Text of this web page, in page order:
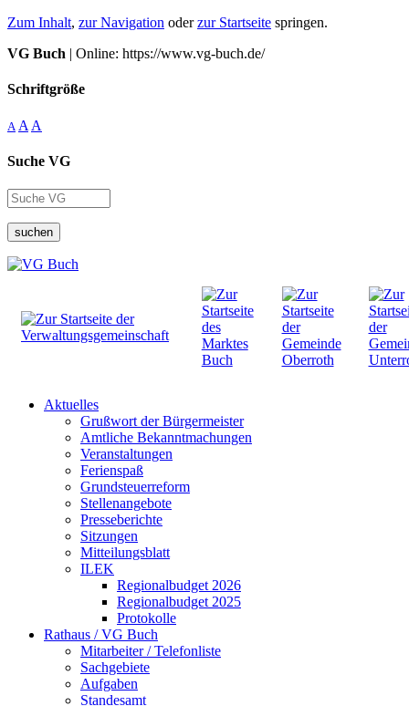
Zum Inhalt, zur Navigation oderzur Startseite springen.
VG Buch | Online: https://www.vg-buch.de/
Schriftgröße
A A A
Suche VG
suchen
Aktuelles
Grußwort der Bürgermeister
Amtliche Bekanntmachungen
Veranstaltungen
Ferienspaß
Grundsteuerreform
Stellenangebote
Presseberichte
Sitzungen
Mitteilungsblatt
ILEK
Regionalbudget 2026
Regionalbudget 2025
Protokolle
Rathaus / VG Buch
Mitarbeiter / Telefonliste
Sachgebiete
Aufgaben
Standesamt